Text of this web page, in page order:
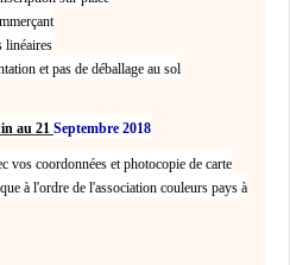
linéaires
et pas de déballage au sol
au 21 Septembre 2018
vos coordonnées et photocopie de carte
à l'ordre de l'association couleurs pays à